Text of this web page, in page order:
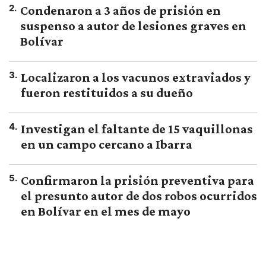
2. Condenaron a 3 años de prisión en
suspenso a autor de lesiones graves en
Bolívar
3. Localizaron a los vacunos extraviados y
fueron restituidos a su dueño
4. Investigan el faltante de 15 vaquillonas
en un campo cercano a Ibarra
5. Confirmaron la prisión preventiva para
el presunto autor de dos robos ocurridos
en Bolívar en el mes de mayo